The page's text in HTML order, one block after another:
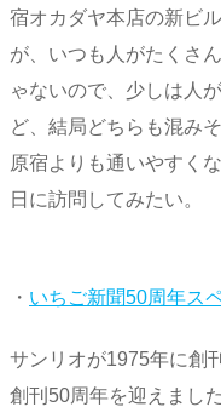
宿オカダヤ本店の新ビ
が、いつも人がたくさ
ゃないので、少しは人
ど、結局どちらも混み
原宿よりも通いやすく
日に訪問してみたい。
・ いちご新聞50周年ス
サンリオが1975年に創
創刊50周年を迎えまし